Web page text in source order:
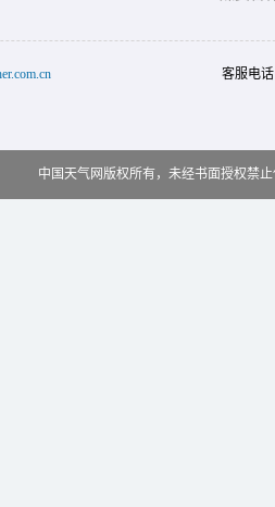
客服电
中国天气网版权所有，未经书面授权